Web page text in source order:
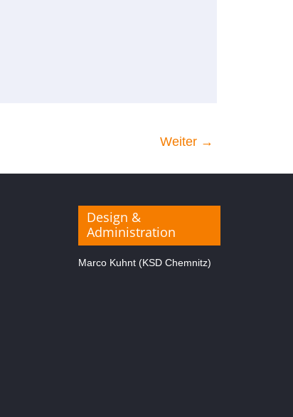
Weiter →
Design &
Administration
Marco Kuhnt (KSD Chemnitz)